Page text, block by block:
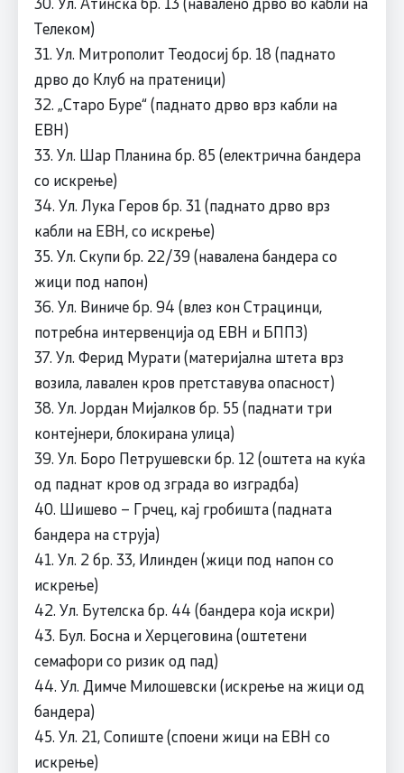
Телеком)
31. Ул. Митрополит Теодосиј бр. 18 (паднато
дрво до Клуб на пратеници)
32. „Старо Буре“ (паднато дрво врз кабли на
ЕВН)
33. Ул. Шар Планина бр. 85 (електрична бандера
со искрење)
34. Ул. Лука Геров бр. 31 (паднато дрво врз
кабли на ЕВН, со искрење)
35. Ул. Скупи бр. 22/39 (навалена бандера со
жици под напон)
36. Ул. Виниче бр. 94 (влез кон Страцинци,
потребна интервенција од ЕВН и БППЗ)
37. Ул. Ферид Мурати (материјална штета врз
возила, лавален кров претставува опасност)
38. Ул. Јордан Мијалков бр. 55 (паднати три
контејнери, блокирана улица)
39. Ул. Боро Петрушевски бр. 12 (оштета на куќа
од паднат кров од зграда во изградба)
40. Шишево – Грчец, кај гробишта (падната
бандера на струја)
41. Ул. 2 бр. 33, Илинден (жици под напон со
искрење)
42. Ул. Бутелска бр. 44 (бандера која искри)
43. Бул. Босна и Херцеговина (оштетени
семафори со ризик од пад)
44. Ул. Димче Милошевски (искрење на жици од
бандера)
45. Ул. 21, Сопиште (споени жици на ЕВН со
искрење)